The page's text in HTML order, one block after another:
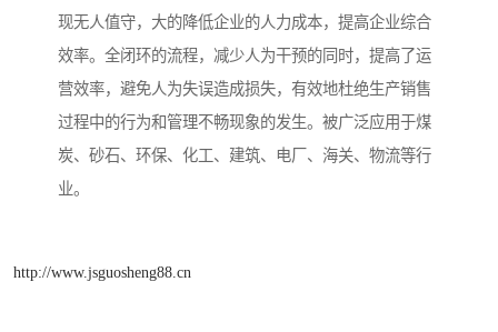
现无人值守，大的降低企业的人力成本，提高企业综合
效率。全闭环的流程，减少人为干预的同时，提高了运
营效率，避免人为失误造成损失，有效地杜绝生产销售
过程中的行为和管理不畅现象的发生。被广泛应用于煤
炭、砂石、环保、化工、建筑、电厂、海关、物流等行
业。
http://www.jsguosheng88.cn